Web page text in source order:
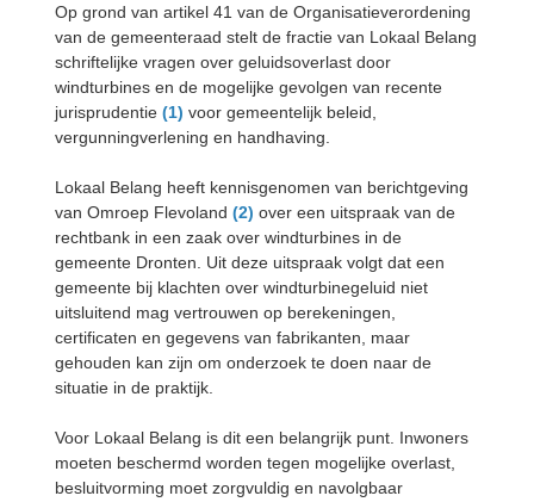
Op grond van artikel 41 van de Organisatieverordening
van de gemeenteraad stelt de fractie van Lokaal Belang
schriftelijke vragen over geluidsoverlast door
windturbines en de mogelijke gevolgen van recente
jurisprudentie (1) voor gemeentelijk beleid,
vergunningverlening en handhaving.
Lokaal Belang heeft kennisgenomen van berichtgeving
van Omroep Flevoland (2) over een uitspraak van de
rechtbank in een zaak over windturbines in de
gemeente Dronten. Uit deze uitspraak volgt dat een
gemeente bij klachten over windturbinegeluid niet
uitsluitend mag vertrouwen op berekeningen,
certificaten en gegevens van fabrikanten, maar
gehouden kan zijn om onderzoek te doen naar de
situatie in de praktijk.
Voor Lokaal Belang is dit een belangrijk punt. Inwoners
moeten beschermd worden tegen mogelijke overlast,
besluitvorming moet zorgvuldig en navolgbaar